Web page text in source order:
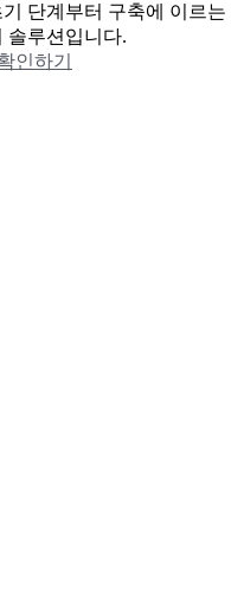
단계부터 구축에 이르는
솔루션입니다.
인하기